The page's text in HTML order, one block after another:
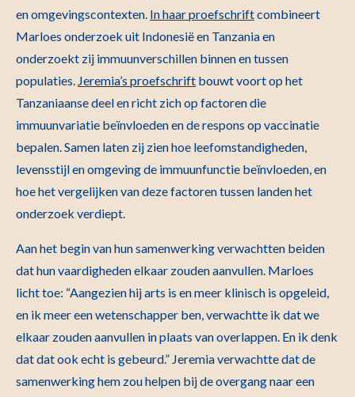
en omgevingscontexten. In haar proefschriftcombineert
Marloes onderzoek uit Indonesië en Tanzania en
onderzoekt zij immuunverschillen binnen en tussen
populaties. Jeremia’s proefschrift bouwt voort op het
Tanzaniaanse deel en richt zich op factoren die
immuunvariatie beïnvloeden en de respons op vaccinatie
bepalen. Samen laten zij zien hoe leefomstandigheden,
levensstijl en omgeving de immuunfunctie beïnvloeden, en
hoe het vergelijken van deze factoren tussen landen het
onderzoek verdiept.
Aan het begin van hun samenwerking verwachtten beiden
dat hun vaardigheden elkaar zouden aanvullen. Marloes
licht toe: “Aangezien hij arts is en meer klinisch is opgeleid,
en ik meer een wetenschapper ben, verwachtte ik dat we
elkaar zouden aanvullen in plaats van overlappen. En ik denk
dat dat ook echt is gebeurd.” Jeremia verwachtte dat de
samenwerking hem zou helpen bij de overgang naar een